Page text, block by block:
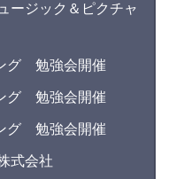
ジック＆ピクチャ
グ 勉強会開催
グ 勉強会開催
グ 勉強会開催
式会社